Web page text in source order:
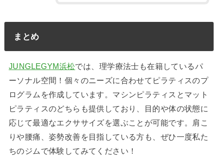
まとめ
JUNGLEGYM浜松では、理学療法士も在籍しているパ
ーソナル空間！個々のニーズに合わせてピラティスのプ
ログラムを作成しています。マシンピラティスとマット
ピラティスのどちらも提供しており、目的や体の状態に
応じて最適なエクササイズを選ぶことが可能です。肩こ
りや腰痛、姿勢改善を目指している方も、ぜひ一度私た
ちのジムで体験してみてください！